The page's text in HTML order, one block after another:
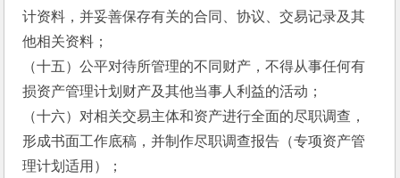
计资料，并妥善保存有关的合同、协议、交易记录及其
他相关资料；
（十五）公平对待所管理的不同财产，不得从事任何有
损资产管理计划财产及其他当事人利益的活动；
（十六）对相关交易主体和资产进行全面的尽职调查，
形成书面工作底稿，并制作尽职调查报告（专项资产管
理计划适用）；